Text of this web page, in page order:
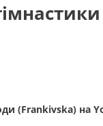
(Frankivska) на